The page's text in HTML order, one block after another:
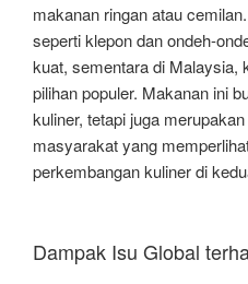
makanan ringan atau
seperti klepon dan ondeh-
kuat, sementara di Malaysia,
pilihan populer. Makanan ini
kuliner, tetapi juga
masyarakat yang
perkembangan kuliner di
Dampak Isu Global